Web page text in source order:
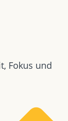
Fokus und